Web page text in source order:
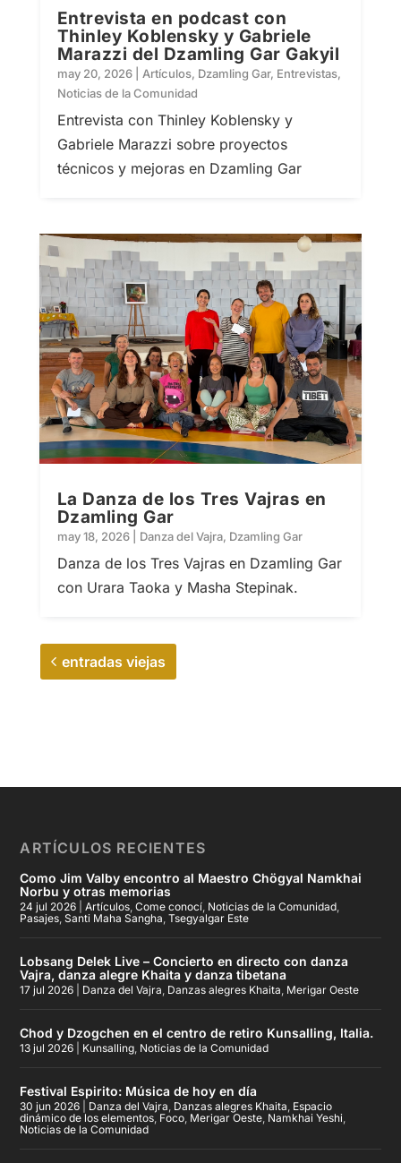
Entrevista en podcast con
Thinley Koblensky y Gabriele
Marazzi del Dzamling Gar Gakyil
may 20, 2026| Artículos, Dzamling Gar, Entrevistas,
Noticias de la Comunidad
Entrevista con Thinley Koblensky y
Gabriele Marazzi sobre proyectos
técnicos y mejoras en Dzamling Gar
La Danza de los Tres Vajras en
Dzamling Gar
may 18, 2026| Danza del Vajra, Dzamling Gar
Danza de los Tres Vajras en Dzamling Gar
con Urara Taoka y Masha Stepinak.
entradas viejas
ARTÍCULOS RECIENTES
Como Jim Valby encontro al Maestro Chögyal Namkhai
Norbu y otras memorias
24 jul 2026 |Artículos ,Come conocí Noticias de la Comunidad
Pasajes ,Santi Maha Sangha ,Tsegyalgar Este
Lobsang Delek Live – Concierto en directo con danza
Vajra, danza alegre Khaita y danza tibetana
17 jul 2026 Danza del Vajra Danzas alegres Khaita Merigar Oeste
Chod y Dzogchen en el centro de retiro Kunsalling, Italia.
13 jul 2026 Kunsalling Noticias de la Comunidad
Festival Espirito: Música de hoy en día
30 jun 2026 Danza del Vajra Danzas alegres Khaita Espacio
dinámico de los elementos, Foco Merigar Oeste Namkhai Yeshi
Noticias de la Comunidad